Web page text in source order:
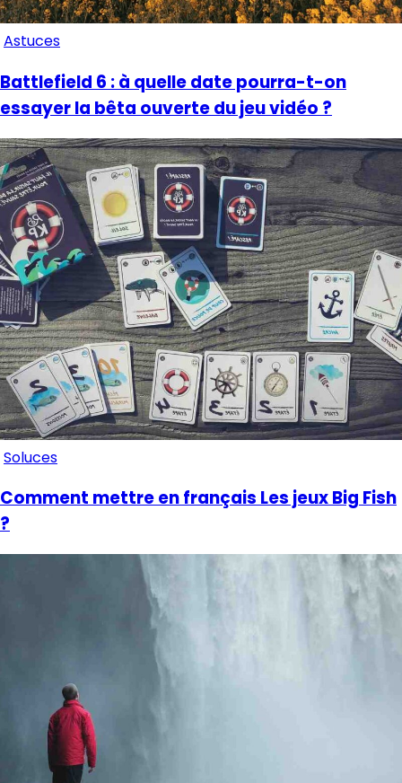
Astuces
Battlefield 6 : à quelle date pourra-t-on
essayer la bêta ouverte du jeu vidéo ?
Soluces
Comment mettre en français Les jeux Big Fish
?